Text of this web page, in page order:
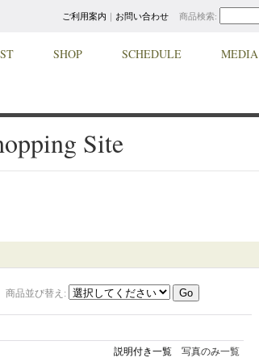
ご利用案内 ｜ お問い合わせ 商品検索:
SHOP SCHEDULE MEDIA
Site
商品並び替え :
説明付き一覧 写真のみ一覧